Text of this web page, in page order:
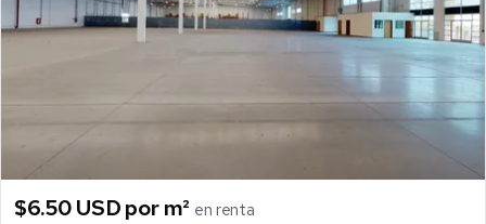
$6.50 USD por m² en renta